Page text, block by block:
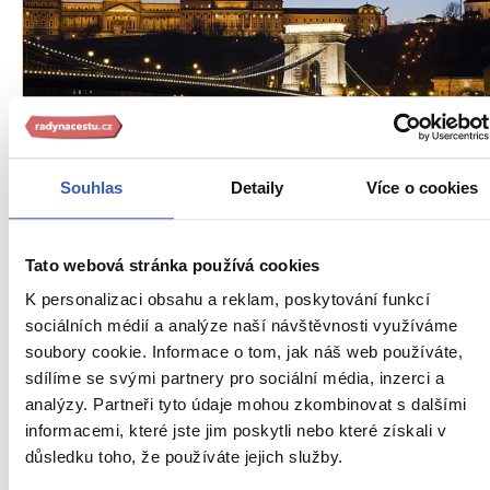
Souhlas Detaily Více o cookies
Tato webová stránka používá cookies
K personalizaci obsahu a reklam, poskytování funkcí
sociálních médií a analýze naší návštěvnosti využíváme
soubory cookie. Informace o tom, jak náš web používáte,
sdílíme se svými partnery pro sociální média, inzerci a
analýzy. Partneři tyto údaje mohou zkombinovat s dalšími
informacemi, které jste jim poskytli nebo které získali v
důsledku toho, že používáte jejich služby.
Budapešťský Hradní vrch: památky i
působivá zákoutí
35282 přečtení